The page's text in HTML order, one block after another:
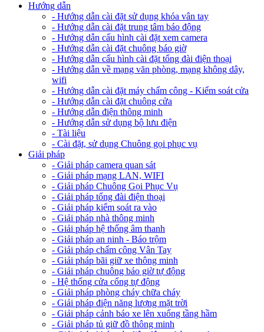
Hướng dẫn
- Hướng dẫn cài đặt sử dụng khóa vân tay
- Hướng dẫn cài đặt trung tâm báo động
- Hướng dẫn cấu hình cài đặt xem camera
- Hướng dẫn cài đặt chuông báo giờ
- Hướng dẫn cấu hình cài đặt tổng đài điện thoại
- Hướng dẫn về mạng văn phòng, mạng không dây,
wifi
- Hướng dẫn cài đặt máy chấm công - Kiểm soát cửa
- Hướng dẫn cài đặt chuông cửa
- Hướng dẫn điện thông minh
- Hướng dẫn sử dụng bộ lưu điện
- Tài liệu
- Cài đặt, sử dụng Chuông gọi phục vụ
Giải pháp
- Giải pháp camera quan sát
- Giải pháp mạng LAN, WIFI
- Giải pháp Chuông Gọi Phục Vụ
- Giải pháp tổng đài điện thoại
- Giải pháp kiểm soát ra vào
- Giải pháp nhà thông minh
- Giải pháp hệ thống âm thanh
- Giải pháp an ninh - Báo trộm
- Giải pháp chấm công Vân Tay
- Giải pháp bãi giữ xe thông minh
- Giải pháp chuông báo giờ tự động
- Hệ thống cửa cổng tự động
- Giải pháp phòng cháy chữa cháy
- Giải pháp điện năng lượng mặt trời
- Giải pháp cảnh báo xe lên xuống tầng hầm
- Giải pháp tủ giữ đồ thông minh